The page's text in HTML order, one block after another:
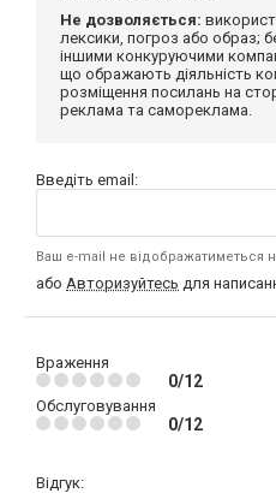
Не дозволяється:
лексики, погроз або образ;
іншими конкуруючими
що ображають діяльність
розміщення посилань на
реклама та самореклама.
Введіть email:
Ваш e-mail не відображатиметься
або Авторизуйтесь для
Враження
0/12
Обслуговування
0/12
Відгук: